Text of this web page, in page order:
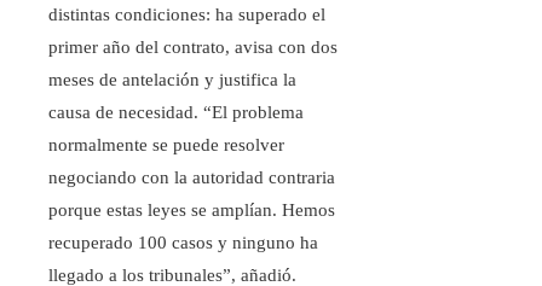
distintas condiciones: ha superado el
primer año del contrato, avisa con dos
meses de antelación y justifica la
causa de necesidad. “El problema
normalmente se puede resolver
negociando con la autoridad contraria
porque estas leyes se amplían. Hemos
recuperado 100 casos y ninguno ha
llegado a los tribunales”, añadió.